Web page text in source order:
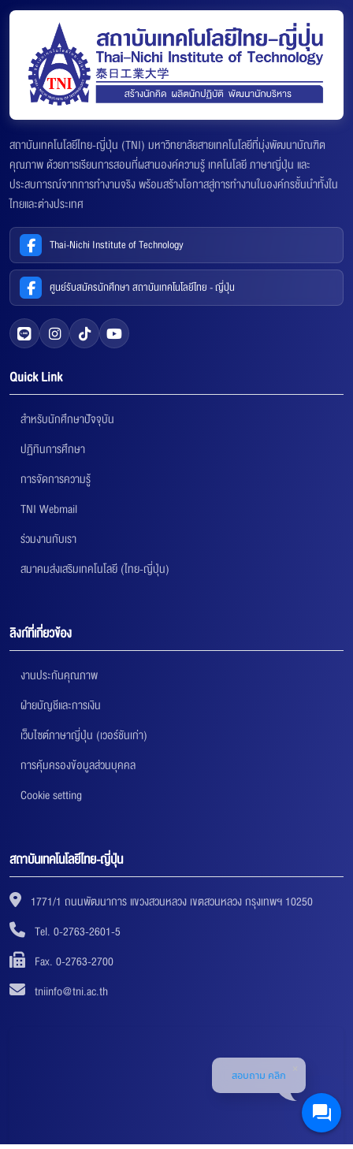
สถาบันเทคโนโลยีไทย-ญี่ปุ่น (TNI) มหาวิทยาลัยสายเทคโนโลยีที่มุ่งพัฒนาบัณฑิต
คุณภาพ ด้วยการเรียนการสอนที่ผสานองค์ความรู้ เทคโนโลยี ภาษาญี่ปุ่น และ
ประสบการณ์จากการทำงานจริง พร้อมสร้างโอกาสสู่การทำงานในองค์กรชั้นนำทั้งใน
ไทยและต่างประเทศ
Thai-Nichi Institute of Technology
ศูนย์รับสมัครนักศึกษา สถาบันเทคโนโลยีไทย - ญี่ปุ่น
Quick Link
สำหรับนักศึกษาปัจจุบัน
ปฏิทินการศึกษา
การจัดการความรู้
TNI Webmail
ร่วมงานกับเรา
สมาคมส่งเสริมเทคโนโลยี (ไทย-ญี่ปุ่น)
ลิงก์ที่เกี่ยวข้อง
งานประกันคุณภาพ
ฝ่ายบัญชีและการเงิน
เว็บไซต์ภาษาญี่ปุ่น (เวอร์ชันเก่า)
การคุ้มครองข้อมูลส่วนบุคคล
Cookie setting
สถาบันเทคโนโลยีไทย-ญี่ปุ่น
1771/1 ถนนพัฒนาการ แขวงสวนหลวง เขตสวนหลวง กรุงเทพฯ 10250
Tel. 0-2763-2601-5
Fax. 0-2763-2700
tniinfo@tni.ac.th
สอบถาม คลิก